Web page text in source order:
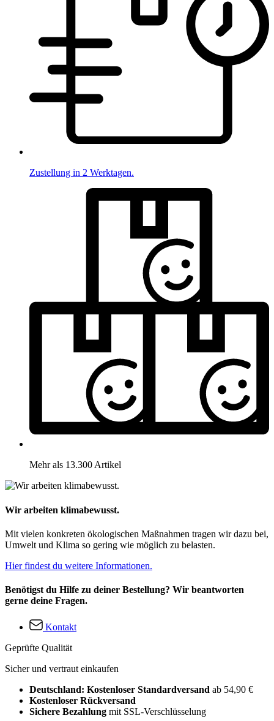
Zustellung in 2 Werktagen.
Mehr als 13.300 Artikel
Wir arbeiten klimabewusst.
Mit vielen konkreten ökologischen Maßnahmen tragen wir dazu bei,
Umwelt und Klima so gering wie möglich zu belasten.
Hier findest du weitere Informationen.
Benötigst du Hilfe zu deiner Bestellung? Wir beantworten
gerne deine Fragen.
Kontakt
Geprüfte Qualität
Sicher und vertraut einkaufen
Deutschland: Kostenloser Standardversand ab 54,90 €
Kostenloser Rückversand
Sichere Bezahlung mit SSL-Verschlüsselung